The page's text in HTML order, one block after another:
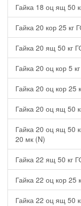
Гайка 18 оц ящ 50
Гайка 20 кор 25 кг
Гайка 20 ящ 50 кг
Гайка 20 оц кор 5
Гайка 20 оц кор 25
Гайка 20 оц ящ 50
Гайка 20 оц ящ 50
20 мк (N)
Гайка 22 ящ 50 кг
Гайка 22 оц кор 25
Гайка 22 оц ящ 50